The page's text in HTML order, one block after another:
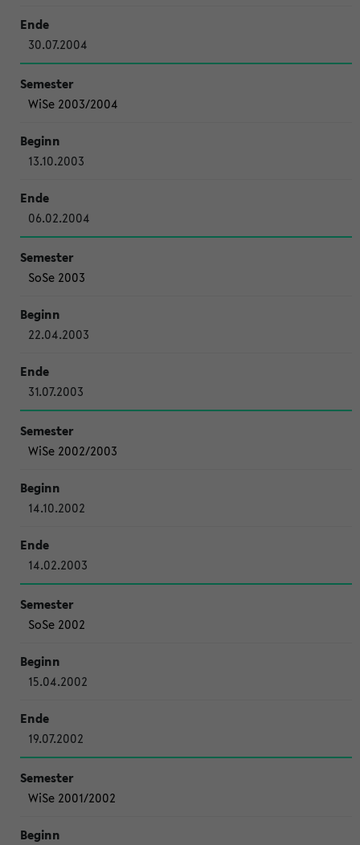
30.07.2004
WiSe 2003/2004
13.10.2003
06.02.2004
SoSe 2003
22.04.2003
31.07.2003
WiSe 2002/2003
14.10.2002
14.02.2003
SoSe 2002
15.04.2002
19.07.2002
WiSe 2001/2002